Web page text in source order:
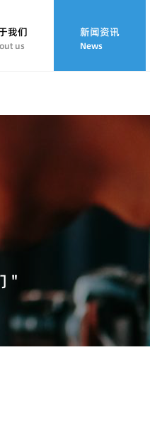
我们
us
新闻资讯
News
"